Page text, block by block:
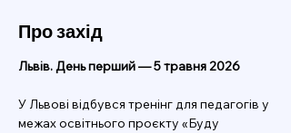
Про захід
Львів. День перший — 5 травня 2026
У Львові відбувся тренінг для педагогів у
межах освітнього проєкту «Буду